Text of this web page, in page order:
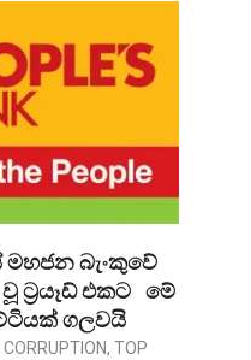
බැංකුවේ
ට්‍රයෑඩ් එකට මේ
ගලවයි
CORRUPTION, TOP